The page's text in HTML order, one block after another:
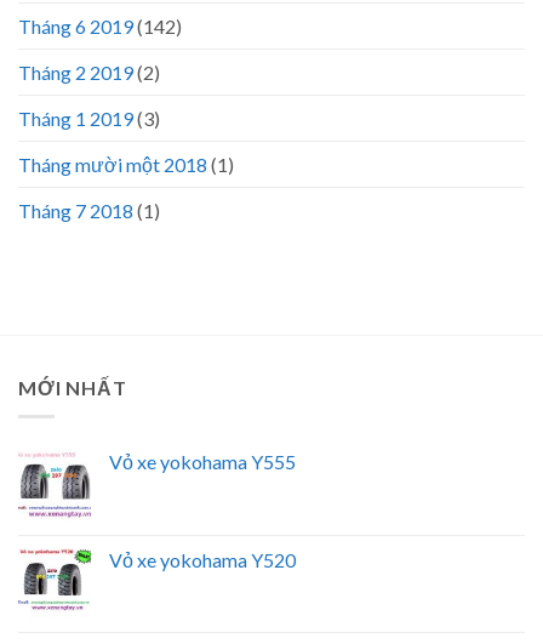
Tháng 6 2019(142)
Tháng 2 2019(2)
Tháng 1 2019(3)
Tháng mười một 2018 (1)
Tháng 7 2018 (1)
MỚI NHẤT
Vỏ xe yokohama Y555
Vỏ xe yokohama Y520